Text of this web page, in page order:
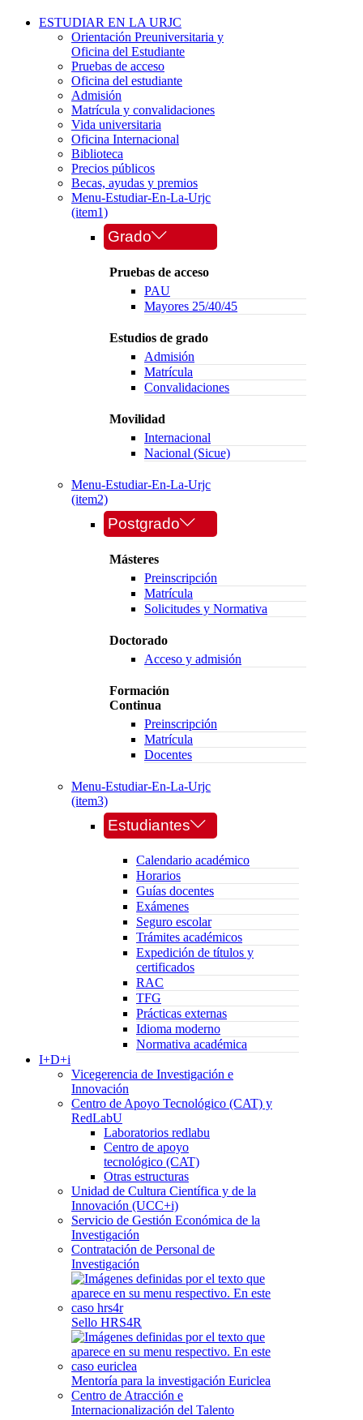
ESTUDIAR EN LA URJC
Orientación Preuniversitaria y
Oficina del Estudiante
Pruebas de acceso
Oficina del estudiante
Admisión
Matrícula y convalidaciones
Vida universitaria
Oficina Internacional
Biblioteca
Precios públicos
Becas, ayudas y premios
Menu-Estudiar-En-La-Urjc
(item1)
Grado
Pruebas de acceso
PAU
Mayores 25/40/45
Estudios de grado
Admisión
Matrícula
Convalidaciones
Movilidad
Internacional
Nacional (Sicue)
Menu-Estudiar-En-La-Urjc
(item2)
Postgrado
Másteres
Preinscripción
Matrícula
Solicitudes y Normativa
Doctorado
Acceso y admisión
Formación
Continua
Preinscripción
Matrícula
Docentes
Menu-Estudiar-En-La-Urjc
(item3)
Estudiantes
Calendario académico
Horarios
Guías docentes
Exámenes
Seguro escolar
Trámites académicos
Expedición de títulos y
certificados
RAC
TFG
Prácticas externas
Idioma moderno
Normativa académica
I+D+i
Vicegerencia de Investigación e
Innovación
Centro de Apoyo Tecnológico (CAT) y
RedLabU
Laboratorios redlabu
Centro de apoyo
tecnológico (CAT)
Otras estructuras
Unidad de Cultura Científica y de la
Innovación (UCC+i)
Servicio de Gestión Económica de la
Investigación
Contratación de Personal de
Investigación
Sello HRS4R
Mentoría para la investigación Euriclea
Centro de Atracción e
Internacionalización del Talento